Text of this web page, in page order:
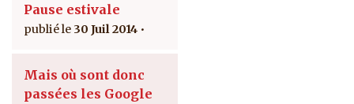
Pause estivale
30 Juil 2014
Mais où sont donc
passées les Google